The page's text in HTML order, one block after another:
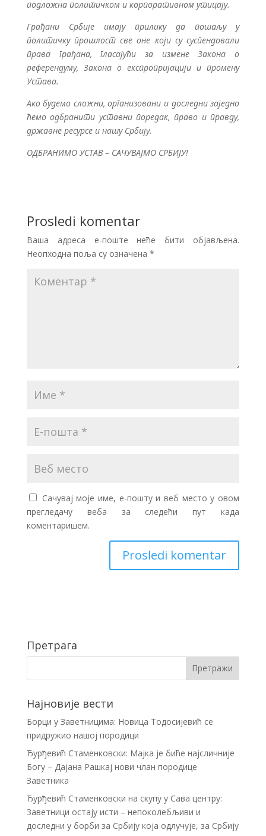
подложна политичком и корпоративном утицају.
Грађани Србије имају прилику да пошаљу у
политичку прошлост све оне који су суспендовали
права грађана, гласајући за измене Закона о
референдуму, Закона о експропријацији и промену
Устава.
Ако будемо сложни, организовани и доследни заједно
ћемо одбранити уставни поредак, право и правду,
државне ресурсе и нашу Србију.
ОДБРАНИМО УСТАВ – САЧУВАЈМО СРБИЈУ!
Prosledi komentar
Ваша адреса е-поште неће бити објављена.
Неопходна поља су означена *
Сачувај моје име, е-пошту и веб место у овом
прегледачу веба за следећи пут када
коментаришем.
Претрага
Најновије вести
Борци у Заветницима: Новица Тодосијевић се
придружио нашој породици
Ђурђевић Стаменковски: Мајка је биће најсличније
Богу – Дајана Рашкај нови члан породице
Заветника
Ђурђевић Стаменковски на скупу у Сава центру:
Заветници остају исти – непоколебљиви и
доследни у борби за Србију која одлучује, за Србију